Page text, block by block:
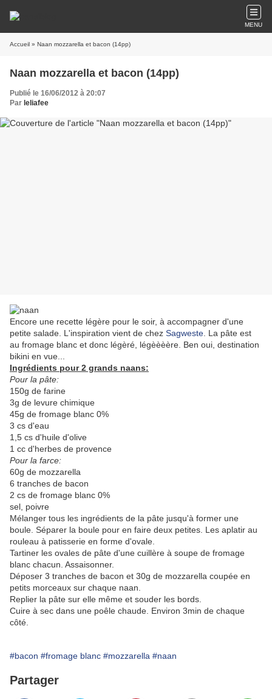
MENU
Accueil » Naan mozzarella et bacon (14pp)
Naan mozzarella et bacon (14pp)
Publié le 16/06/2012 à 20:07
Par leliafee
Encore une recette légère pour le soir, à accompagner d'une
petite salade. L'inspiration vient de chez Sagweste . La pâte est
au fromage blanc et donc légèré, légèèèère. Ben oui, destination
bikini en vue...
Ingrédients pour 2 grands naans:
Pour la pâte:
150g de farine
3g de levure chimique
45g de fromage blanc 0%
3 cs d'eau
1,5 cs d'huile d'olive
1 cc d'herbes de provence
Pour la farce:
60g de mozzarella
6 tranches de bacon
2 cs de fromage blanc 0%
sel, poivre
Mélanger tous les ingrédients de la pâte jusqu'à former une
boule. Séparer la boule pour en faire deux petites. Les aplatir au
rouleau à patisserie en forme d'ovale.
Tartiner les ovales de pâte d'une cuillère à soupe de fromage
blanc chacun. Assaisonner.
Déposer 3 tranches de bacon et 30g de mozzarella coupée en
petits morceaux sur chaque naan.
Replier la pâte sur elle même et souder les bords.
Cuire à sec dans une poêle chaude. Environ 3min de chaque
côté.
#bacon #fromage blanc #mozzarella #naan
Partager